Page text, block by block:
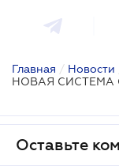
Главная / Новости
НОВАЯ СИСТЕМА
Оставьте